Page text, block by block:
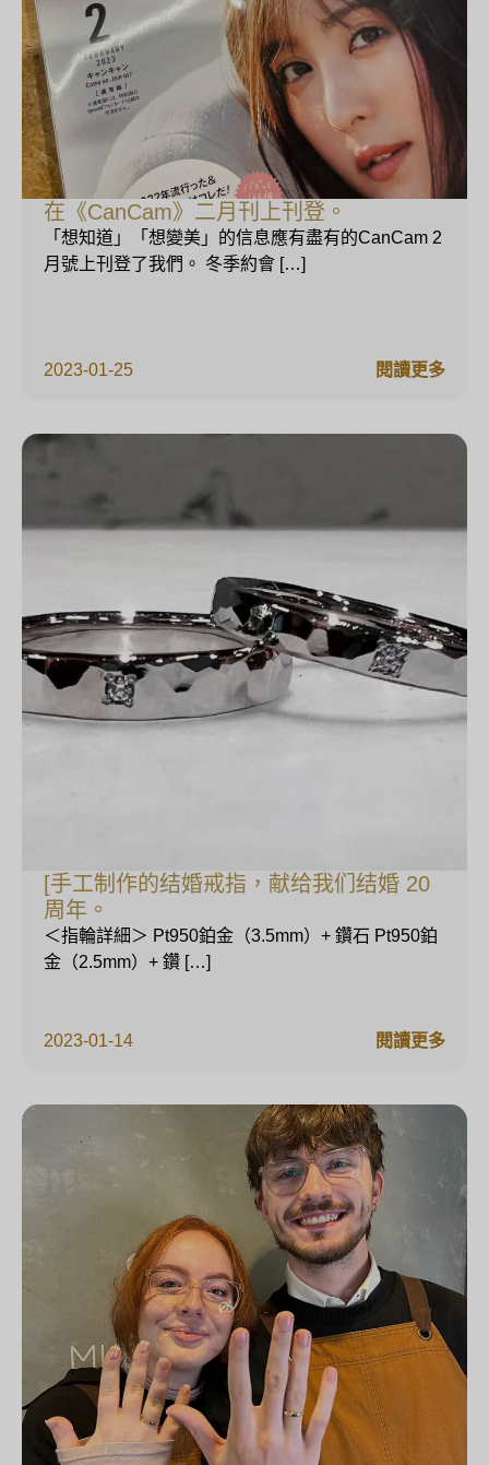
在《CanCam》二月刊上刊登。
2023-01-25
「想知道」「想變美」的信息應有盡有的CanCam 2
月號上刊登了我們。 冬季約會 […]
閱讀更多
[手工制作的结婚戒指，献给我们结婚 20
周年。
2023-01-14
＜指輪詳細＞ Pt950鉑金（3.5mm）+ 鑽石 Pt950鉑
金（2.5mm）+ 鑽 […]
閱讀更多